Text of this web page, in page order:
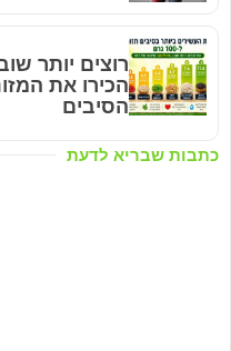
כתבות שבריא לדעת
רוצים יותר
הכירו את
הסיבים